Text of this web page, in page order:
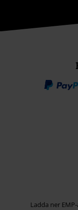
Ladda ner